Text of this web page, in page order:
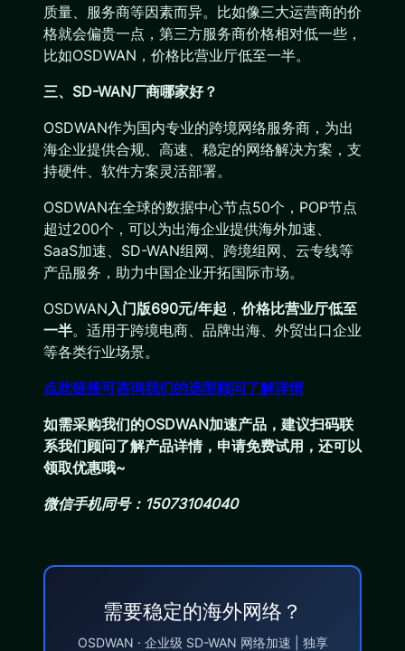
质量、服务商等因素而异。比如像三大运营商的价
格就会偏贵一点，第三方服务商价格相对低一些，
比如OSDWAN，价格比营业厅低至一半。
三、SD-WAN厂商哪家好？
OSDWAN作为国内专业的跨境网络服务商，为出
海企业提供合规、高速、稳定的网络解决方案，支
持硬件、软件方案灵活部署。
OSDWAN在全球的数据中心节点50个，POP节点
超过200个，可以为出海企业提供海外加速、
SaaS加速、SD-WAN组网、跨境组网、云专线等
产品服务，助力中国企业开拓国际市场。
OSDWAN入门版690元/年起 ， 价格比营业厅低至
一半。适用于跨境电商、品牌出海、外贸出口企业
等各类行业场景。
点此链接可咨询我们的选型顾问了解详情
如需采购我们的OSDWAN加速产品，建议扫码联
系我们顾问了解产品详情，申请免费试用，还可以
领取优惠哦~
微信手机同号：15073104040
需要稳定的海外网络？
OSDWAN · 企业级 SD-WAN 网络加速 | 独享